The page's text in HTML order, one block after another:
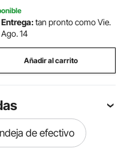
Entrega:tan pronto como Vie.
Ago. 14
Añadir al carrito
de efectivo